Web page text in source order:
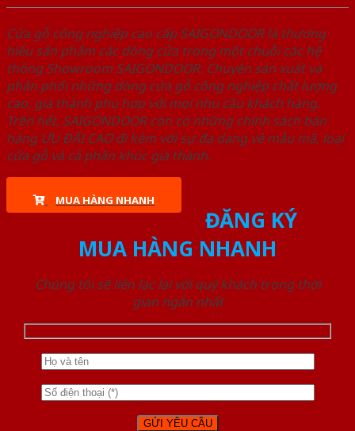
Cửa gỗ công nghiệp cao cấp SAIGONDOOR là thương
hiệu sản phẩm các dòng cửa trong một chuỗi các hệ
thống Showroom SAIGONDOOR. Chuyên sản xuất và
phân phối những dòng cửa gỗ công nghiệp chất lượng
cao, giá thành phù hợp với mọi nhu cầu khách hàng.
Trên hết, SAIGONDOOR còn có những chính sách bán
hàng ƯU ĐÃI CAO đi kèm với sự đa dạng về mẫu mã, loại
cửa gỗ và cả phân khúc giá thành.
MUA HÀNG NHANH
ĐĂNG KÝ
MUA HÀNG NHANH
Chúng tôi sẽ liên lạc lại với quý khách trong thời
gian ngắn nhất